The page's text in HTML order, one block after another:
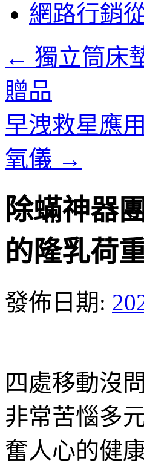
要
網路行銷
← 獨立筒床
贈品
早洩救星應
氧儀 →
除蟎神器
的隆乳荷
發佈日期:
四處移動沒
非常苦惱多
奮人心的健